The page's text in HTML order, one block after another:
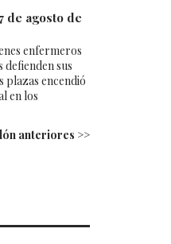
de agosto de
enfermeros
defienden sus
plazas encendió
en los
anteriores >>